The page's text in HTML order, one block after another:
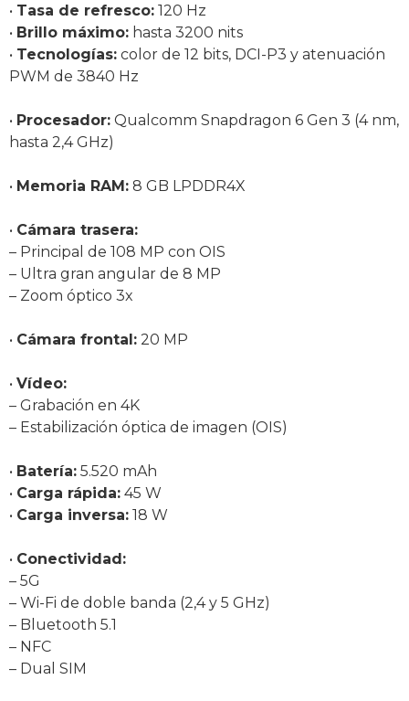
• Tasa de refresco: 120 Hz
• Brillo máximo: hasta 3200 nits
• Tecnologías: color de 12 bits, DCI-P3 y atenuación
PWM de 3840 Hz
• Procesador: Qualcomm Snapdragon 6 Gen 3 (4 nm,
hasta 2,4 GHz)
• Memoria RAM: 8 GB LPDDR4X
• Cámara trasera:
– Principal de 108 MP con OIS
– Ultra gran angular de 8 MP
– Zoom óptico 3x
• Cámara frontal: 20 MP
• Vídeo:
– Grabación en 4K
– Estabilización óptica de imagen (OIS)
• Batería: 5.520 mAh
• Carga rápida: 45 W
• Carga inversa: 18 W
• Conectividad:
– 5G
– Wi-Fi de doble banda (2,4 y 5 GHz)
– Bluetooth 5.1
– NFC
– Dual SIM